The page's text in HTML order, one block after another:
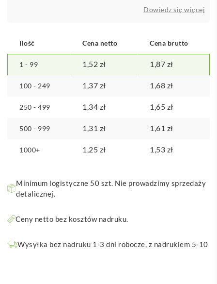
Dowiedz się więcej
Ilość Cena netto Cena brutto
1 - 99 1,52 zł 1,87 zł
100 - 249 1,37 zł 1,68 zł
250 - 499 1,34 zł 1,65 zł
500 - 999 1,31 zł 1,61 zł
1000+ 1,25 zł 1,53 zł
Minimum logistyczne 50 szt. Nie prowadzimy sprzedaży
detalicznej.
Ceny netto bez kosztów nadruku.
Wysyłka bez nadruku 1-3 dni robocze, z nadrukiem 5-10